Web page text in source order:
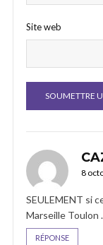
Site web
8
SEULEMENT si
Marseille Toulon .
RÉPONSE